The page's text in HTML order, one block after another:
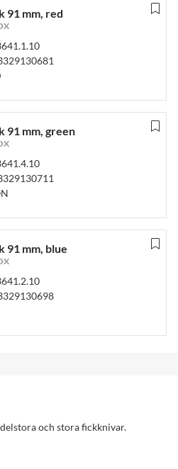
91 mm, red
91 mm, green
91 mm, blue
och stora fickknivar.